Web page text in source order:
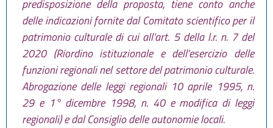
predisposizione della proposta, tiene conto anche
delle indicazioni fornite dal Comitato scientifico per il
patrimonio culturale di cui all’art. 5 della l.r. n. 7 del
2020 (Riordino istituzionale e dell'esercizio delle
funzioni regionali nel settore del patrimonio culturale.
Abrogazione delle leggi regionali 10 aprile 1995, n.
29 e 1° dicembre 1998, n. 40 e modifica di leggi
regionali) e dal Consiglio delle autonomie locali.